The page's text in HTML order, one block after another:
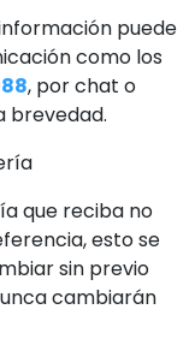
puede
como los
, por chat o
brevedad.
que reciba no
esto se
sin previo
cambiarán